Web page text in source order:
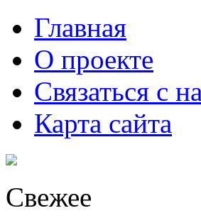
Главная
О проекте
Связаться с
Карта сайта
Свежее